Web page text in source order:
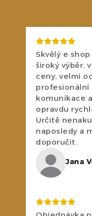
Skvělý e
široký výběr,
ceny, velmi
profesionální
komunikace
opravdu
Určitě
naposledy a
doporučit.
Jana